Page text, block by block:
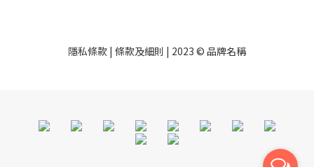
隱私條款 | 條款及細則 | 2023 © 品牌名稱